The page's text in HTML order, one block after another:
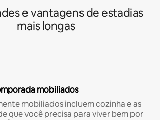
e vantagens de estadias
mais longas
mobiliados
mobiliados incluem cozinha e as
que você precisa para viver bem por